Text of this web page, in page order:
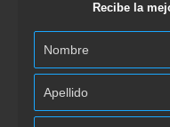
Recibe la